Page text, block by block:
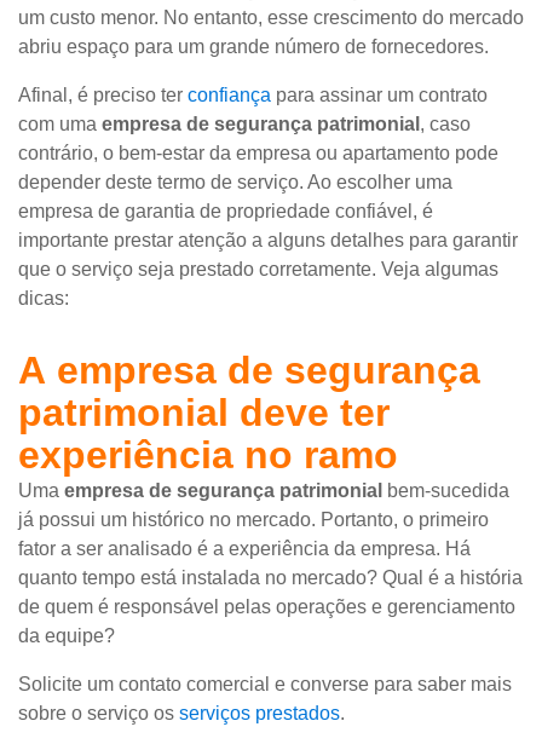
um custo menor. No entanto, esse crescimento do mercado
abriu espaço para um grande número de fornecedores.
Afinal, é preciso ter confiança para assinar um contrato
com uma empresa de segurança patrimonial , caso
contrário, o bem-estar da empresa ou apartamento pode
depender deste termo de serviço. Ao escolher uma
empresa de garantia de propriedade confiável, é
importante prestar atenção a alguns detalhes para garantir
que o serviço seja prestado corretamente. Veja algumas
dicas:
A empresa de segurança
patrimonial deve ter
experiência no ramo
Uma empresa de segurança patrimonial bem-sucedida
já possui um histórico no mercado. Portanto, o primeiro
fator a ser analisado é a experiência da empresa. Há
quanto tempo está instalada no mercado? Qual é a história
de quem é responsável pelas operações e gerenciamento
da equipe?
Solicite um contato comercial e converse para saber mais
sobre o serviço os serviços prestados.